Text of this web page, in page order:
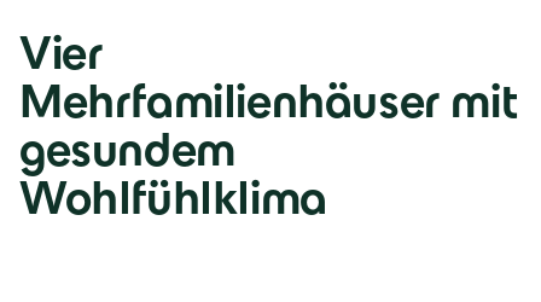
Vier
Mehrfamilienhäuser mit
gesundem
Wohlfühlklima